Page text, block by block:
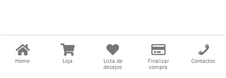
Home Loja
Lista de
desejos
Finalizar
compra
Contactos